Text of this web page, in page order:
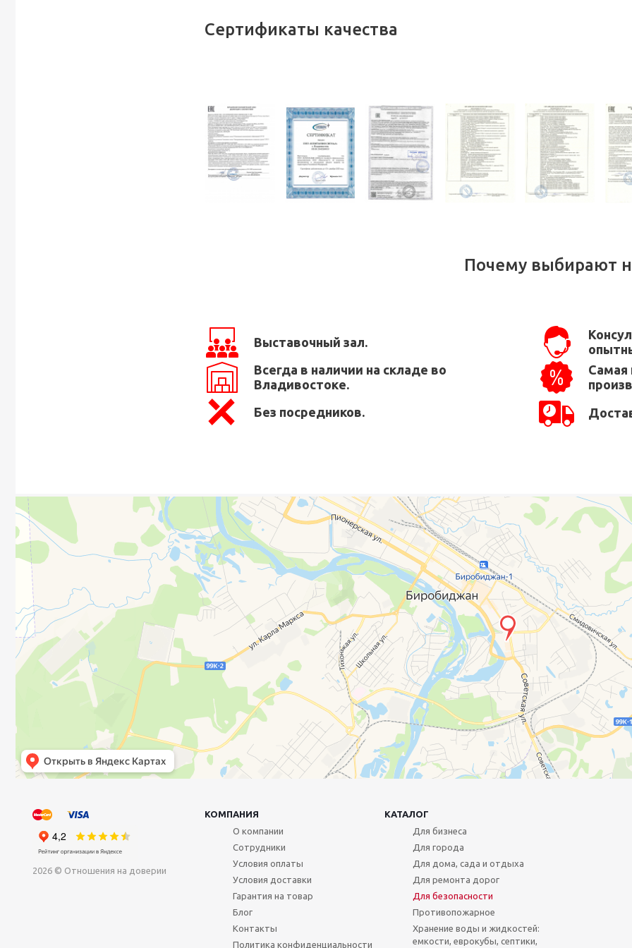
Сертификаты качества
Почему выбирают
Выставочный зал.
Всегда в наличии на складе во
Владивостоке.
Самая
Без посредников.
2026 © Отношения на доверии
КОМПАНИЯ
КАТАЛОГ
О компании
Сотрудники
Условия оплаты
Условия доставки
Гарантия на товар
Блог
Контакты
Политика конфиденциальности
Для бизнеса
Для города
Для дома, сада и отдыха
Для ремонта дорог
Для безопасности
Противопожарное
Хранение воды и жидкостей:
емкости, еврокубы, септики,